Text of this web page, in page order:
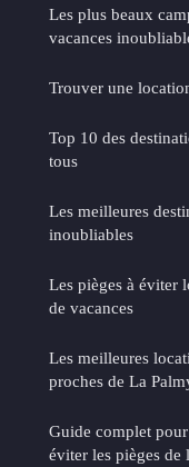
Les plus beaux
vacances
Trouver une
Top 10 des
tous
Les meilleures
inoubliables
Les pièges à éviter
de vacances
Les meilleures
proches de La
Guide complet
éviter les pièges de